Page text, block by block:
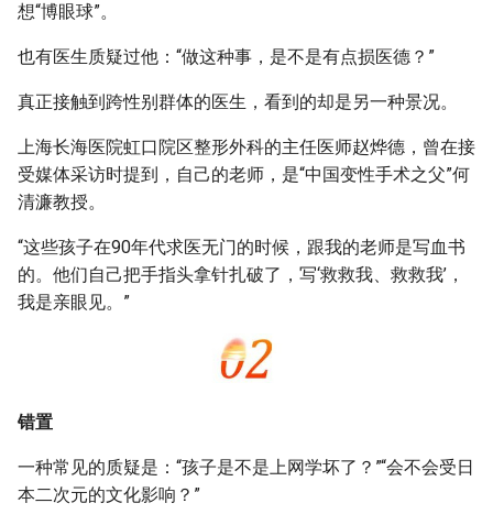
想“博眼球”。
也有医生质疑过他：“做这种事，是不是有点损医德？”
真正接触到跨性别群体的医生，看到的却是另一种景况。
上海长海医院虹口院区整形外科的主任医师赵烨德，曾在接
受媒体采访时提到，自己的老师，是“中国变性手术之父”何
清濂教授。
“这些孩子在90年代求医无门的时候，跟我的老师是写血书
的。他们自己把手指头拿针扎破了，写‘救救我、救救我’，
我是亲眼见。”
错置
一种常见的质疑是：“孩子是不是上网学坏了？”“会不会受日
本二次元的文化影响？”